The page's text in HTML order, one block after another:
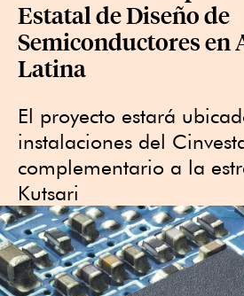
Estatal de Diseño de
Semiconductores en
Latina
El proyecto estará
instalaciones del
complementario a la
Kutsari